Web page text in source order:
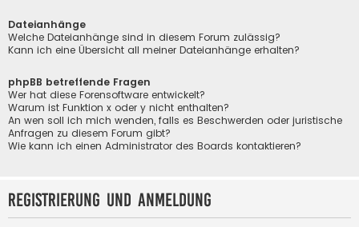
Dateianhänge
Welche Dateianhänge sind in diesem Forum zulässig?
Kann ich eine Übersicht all meiner Dateianhänge erhalten?
phpBB betreffende Fragen
Wer hat diese Forensoftware entwickelt?
Warum ist Funktion x oder y nicht enthalten?
An wen soll ich mich wenden, falls es Beschwerden oder juristische
Anfragen zu diesem Forum gibt?
Wie kann ich einen Administrator des Boards kontaktieren?
Registrierung und Anmeldung